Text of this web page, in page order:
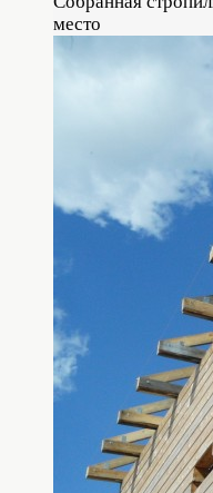
место